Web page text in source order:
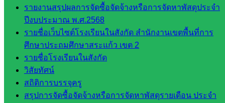
รายงานสรุปผลการจัดซื้อจัดจ้างหรือการจัดหาพัสดุประจำ
ปีงบประมาณ พ.ศ.2568
รายชื่อเว็บไซต์โรงเรียนในสังกัด สำนักงานเขตพื้นที่การ
ศึกษาประถมศึกษาสระแก้ว เขต 2
รายชื่อโรงเรียนในสังกัด
วิสัยทัศน์
สถิติการบรรจุครู
สรุปการจัดซื้อจัดจ้างหรือการจัดหาพัสดุรายเดือน ประจำ
บุคคล
กลุ่ม
พัฒนาครู
และบุ
คลากรฯ
กลุ่มนิ
เทศ
ติดตาม